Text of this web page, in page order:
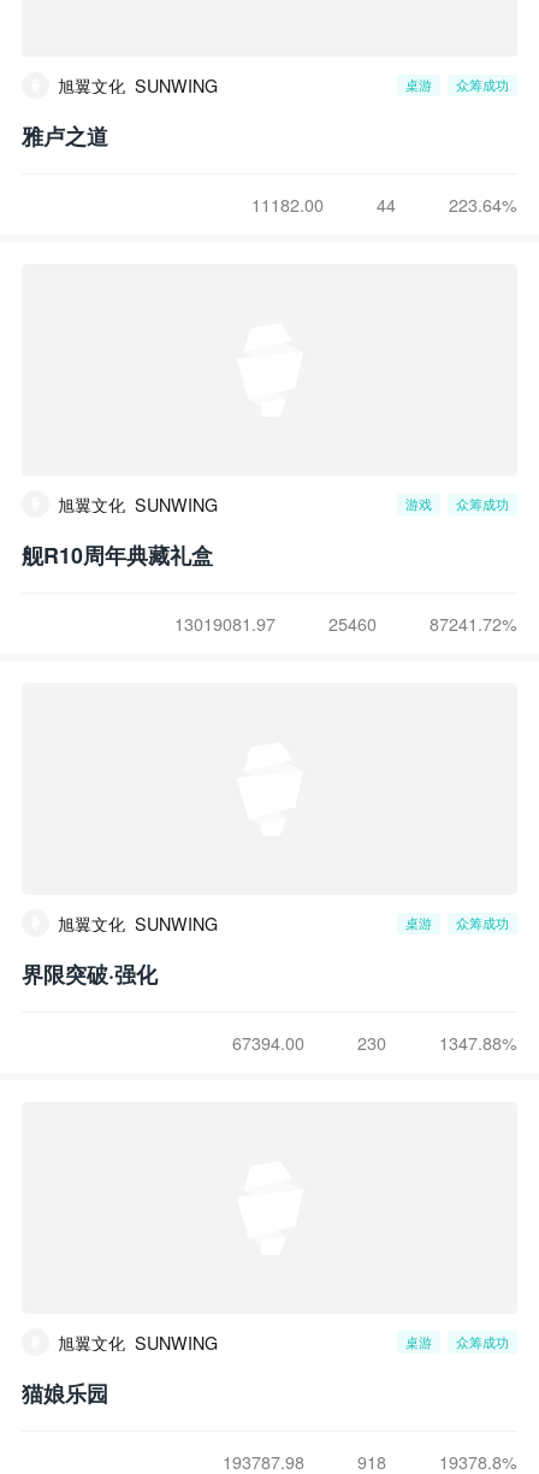
旭翼文化_SUNWING 桌游 众筹成功
雅卢之道
11182.00 44 223.64%
旭翼文化_SUNWING 游戏 众筹成功
舰R10周年典藏礼盒
13019081.97 25460 87241.72%
旭翼文化_SUNWING 桌游 众筹成功
界限突破·强化
67394.00 230 1347.88%
旭翼文化_SUNWING 桌游 众筹成功
猫娘乐园
193787.98 918 19378.8%